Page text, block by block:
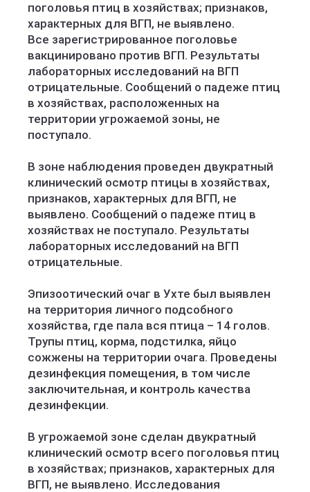
поголовья птиц в хозяйствах; признаков,
характерных для ВГП, не выявлено.
Все зарегистрированное поголовье
вакцинировано против ВГП. Результаты
лабораторных исследований на ВГП
отрицательные. Сообщений о падеже птиц
в хозяйствах, расположенных на
территории угрожаемой зоны, не
поступало.
В зоне наблюдения проведен двукратный
клинический осмотр птицы в хозяйствах,
признаков, характерных для ВГП, не
выявлено. Сообщений о падеже птиц в
хозяйствах не поступало. Результаты
лабораторных исследований на ВГП
отрицательные.
Эпизоотический очаг в Ухте был выявлен
на территория личного подсобного
хозяйства, где пала вся птица – 14 голов.
Трупы птиц, корма, подстилка, яйцо
сожжены на территории очага. Проведены
дезинфекция помещения, в том числе
заключительная, и контроль качества
дезинфекции.
В угрожаемой зоне сделан двукратный
клинический осмотр всего поголовья птиц
в хозяйствах; признаков, характерных для
ВГП, не выявлено. Исследования